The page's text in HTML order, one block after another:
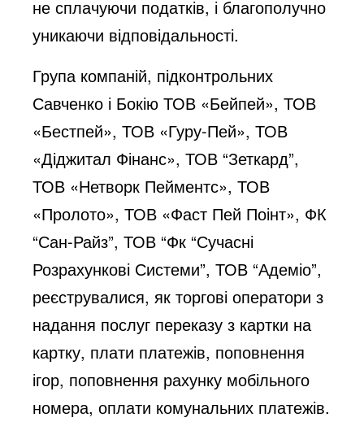
не сплачуючи податків, і благополучно
уникаючи відповідальності.
Група компаній, підконтрольних
Савченко і Бокію ТОВ «Бейпей», ТОВ
«Бестпей», ТОВ «Гуру-Пей», ТОВ
«Діджитал Фінанс», ТОВ “Зеткард”,
ТОВ «Нетворк Пейментс», ТОВ
«Пролото», ТОВ «Фаст Пей Поінт», ФК
“Сан-Райз”, ТОВ “Фк “Сучасні
Розрахункові Системи”, ТОВ “Адеміо”,
реєструвалися, як торгові оператори з
надання послуг переказу з картки на
картку, плати платежів, поповнення
ігор, поповнення рахунку мобільного
номера, оплати комунальних платежів.